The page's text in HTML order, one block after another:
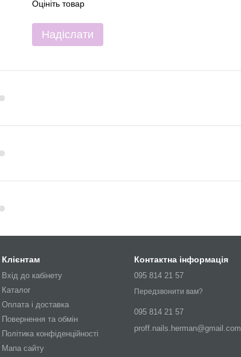
Оцініть товар
Надіслати
Клієнтам
Вхід до кабінету
Каталог
Оплата і доставка
Повернення та обмін
Політика конфіденційності
Мапа сайту
Контактна інформація
095 814 21 57
Передзвонити вам?
095 814 21 57
proff.nails.herman@gmail.com